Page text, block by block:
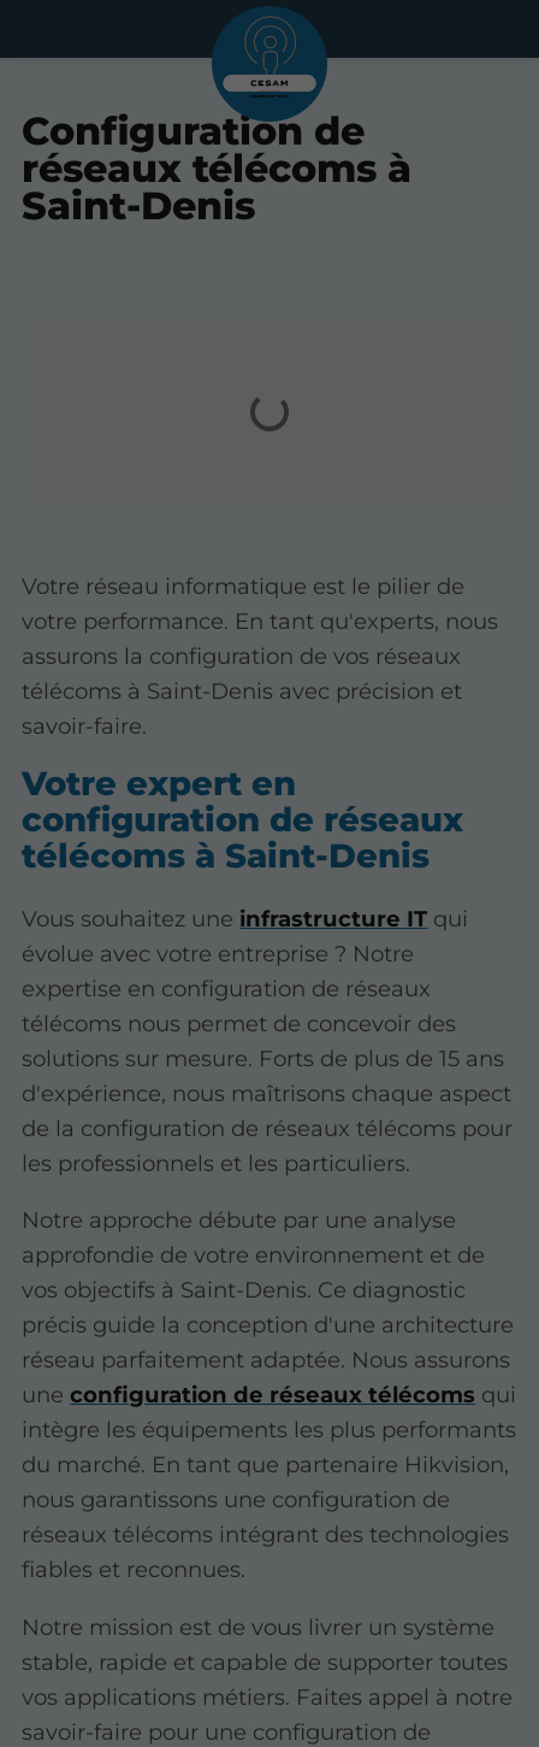
Configuration de
réseaux télécoms à
Saint-Denis
Votre réseau informatique est le pilier de
votre performance. En tant qu'experts, nous
assurons la configuration de vos réseaux
télécoms à Saint-Denis avec précision et
savoir-faire.
Votre expert en
configuration de réseaux
télécoms à Saint-Denis
Vous souhaitez une infrastructure IT qui
évolue avec votre entreprise ? Notre
expertise en configuration de réseaux
télécoms nous permet de concevoir des
solutions sur mesure. Forts de plus de 15 ans
d'expérience, nous maîtrisons chaque aspect
de la configuration de réseaux télécoms pour
les professionnels et les particuliers.
Notre approche débute par une analyse
approfondie de votre environnement et de
vos objectifs à Saint-Denis. Ce diagnostic
précis guide la conception d'une architecture
réseau parfaitement adaptée. Nous assurons
uneconfiguration de réseaux télécoms qui
intègre les équipements les plus performants
du marché. En tant que partenaire Hikvision,
nous garantissons une configuration de
réseaux télécoms intégrant des technologies
fiables et reconnues.
Notre mission est de vous livrer un système
stable, rapide et capable de supporter toutes
vos applications métiers. Faites appel à notre
savoir-faire pour une configuration de